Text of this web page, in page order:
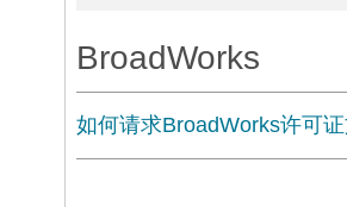
BroadWorks
如何请求BroadWorks许可证